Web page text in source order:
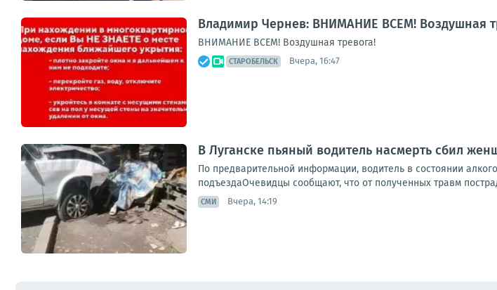
Владимир Чернев: ВНИМАНИЕ ВСЕМ! Воздушная
ВНИМАНИЕ ВСЕМ! Воздушная тревога!
СТАРОБЕЛЬСК Вчера, 16:47
В Луганске пьяный водитель насмерть сбил
По предварительной информации, водитель в состоянии
подъездаОчевидцы сообщают, что от полученных травм
СМИ Вчера, 14:19